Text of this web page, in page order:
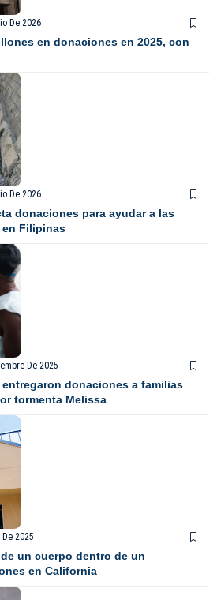
De 2026
en donaciones en 2025, con
De 2026
donaciones para ayudar a las
Filipinas
De 2025
donaciones a familias
tormenta Melissa
2025
un cuerpo dentro de un
en California